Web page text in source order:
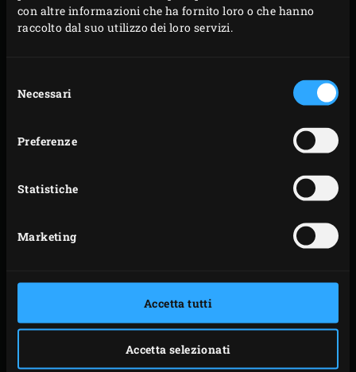
con altre informazioni che ha fornito loro o che hanno
raccolto dal suo utilizzo dei loro servizi.
delNecessari
Preferenze
Statistiche
Marketing
Accetta tutti
Accetta selezionati
croce. Tagliate la rimanente polpa dal nocciolo e
togliete la buccia. Nel fare ciò, rimuovete la maggior
sciroppo di zenzero e lo yogurt in un frullatore e
Conservatelo in frigorifero fino al momento di
Rimuovete lo stelo e semi dal peperoncino. Tritate
rimanente sciroppo di zenzero.
Se necessario, utilizzate una piccola paletta del
dell’impasto zenzero e cocco.
Appiattiteli in fase di preparazione dei biscotti.
Molto leggermente ungete la Piastra in ghisa Half
Moon con olio di girasole. Mettete i biscotti allo